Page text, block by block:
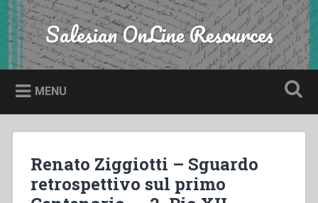
Skip
to
content
Search Salesian OnLine Resources
MENU
Renato Ziggiotti – Sguardo
retrospettivo sul primo